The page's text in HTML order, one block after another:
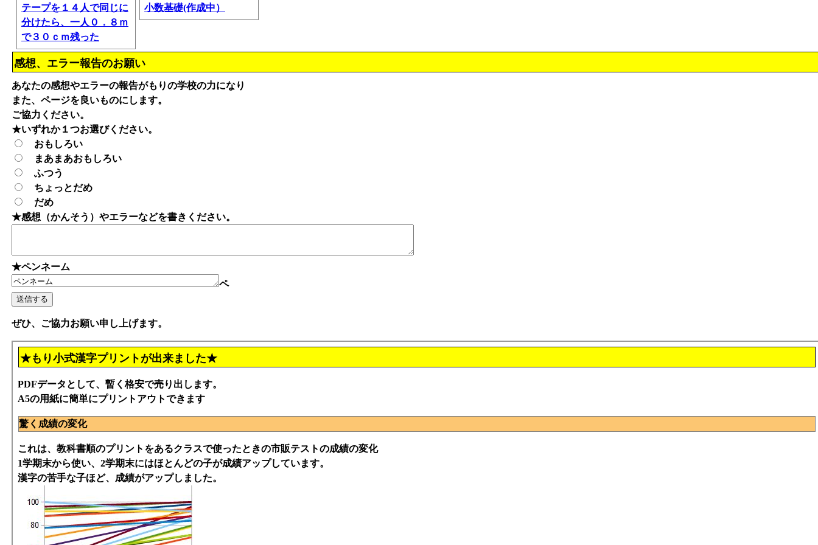
テープを１４人で同じに
分けたら、一人０．８ｍ
で３０ｃｍ残った
小数基礎(作成中）
感想、エラー報告のお願い
あなたの感想やエラーの報告がもりの学校の力になり
また、ページを良いものにします。
ご協力ください。
★いずれか１つお選びください。
おもしろい
まあまあおもしろい
ふつう
ちょっとだめ
だめ
★感想（かんそう）やエラーなどを書きください。
★ペンネーム
ペ
ぜひ、ご協力お願い申し上げます。